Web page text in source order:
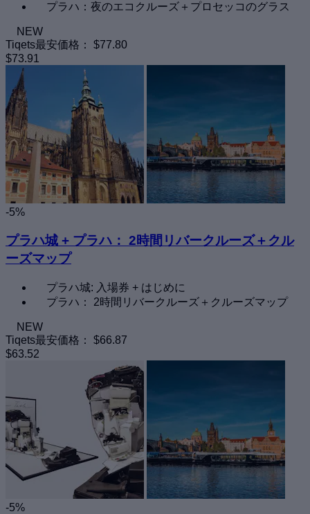
プラハ：夜のエコクルーズ＋プロセッコのグラス
NEW
Tiqets最安価格：
$77.80
$73.91
-5%
プラハ城 + プラハ： 2時間リバークルーズ＋クル
ーズマップ
プラハ城: 入場券 + はじめに
プラハ： 2時間リバークルーズ＋クルーズマップ
NEW
Tiqets最安価格：
$66.87
$63.52
-5%